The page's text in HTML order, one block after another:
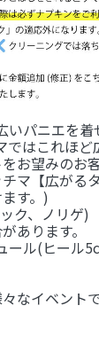
パニエを着
ではこれほど
お望みのお
マ【広がる
す。)
ク、ノリゲ)
あります。
ール(ヒール
なイベント